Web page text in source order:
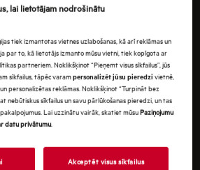
apstrādājam jūsu personas
ar mūsu
lai lietotājam nodrošinātu
tiek izmantotas vietnes uzlabošanas, kā arī reklāmas un
par to, kā lietotājs izmanto mūsu vietni, tiek kopīgota ar
partneriem. Noklikšķinot “Pieņemt visus sīkfailus”, jūs
sīkfailus, tāpēc varampersonalizēt jūsu pieredzivietnē,
personalizētas reklāmas. Noklikšķinot “Turpināt bez
nebūtiskus sīkfailus un savu pārlūkošanas pieredzi, un tas
Lai uzzinātu vairāk, skatiet mūsuPaziņojumu
datu privātumu.
Akceptēt visus sīkfailus